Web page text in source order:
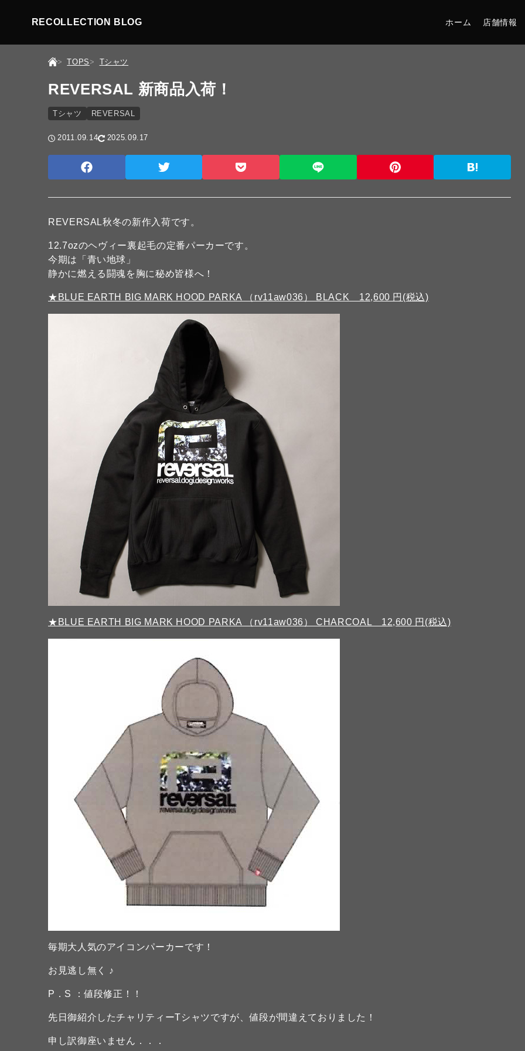
RECOLLECTION BLOG ホーム 店舗情報
TOPS Tシャツ
REVERSAL 新商品入荷！
Tシャツ REVERSAL
2011.09.14 2025.09.17
REVERSAL秋冬の新作入荷です。
12.7ozのヘヴィー裏起毛の定番パーカーです。
今期は「青い地球」
静かに燃える闘魂を胸に秘め皆様へ！
★BLUE EARTH BIG MARK HOOD PARKA （rv11aw036） BLACK 12,600 円(税込)
★BLUE EARTH BIG MARK HOOD PARKA （rv11aw036） CHARCOAL 12,600 円(税込)
毎期大人気のアイコンパーカーです！
お見逃し無く ♪
P．S ：値段修正！！
先日御紹介したチャリティーTシャツですが、値段が間違えておりました！
申し訳御座いません．．．